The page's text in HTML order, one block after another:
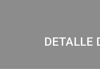
DETALLE